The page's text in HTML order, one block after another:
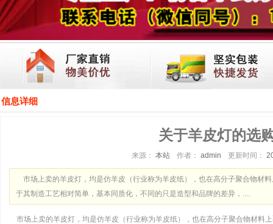
信息详细
关于羊皮灯的选
来源： 本站 作者： admin 更新时间：
市场上卖的羊皮灯，均是仿羊皮（行业称为羊皮纸），也在高分子聚合物材
于其制造工艺相对简单，基本同质化，不同的只是造型和品牌的差异，....
市场上卖的羊皮灯，均是仿羊皮（行业称为羊皮纸），也在高分子聚合物材料